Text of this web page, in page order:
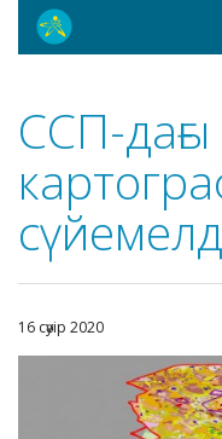
ССП-
16 сәуір 2020